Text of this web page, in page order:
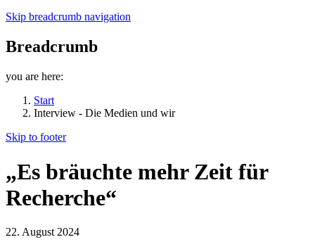
Skip breadcrumb navigation
Breadcrumb
you are here:
Start
Interview - Die Medien und wir
Skip to footer
„Es bräuchte mehr Zeit für
Recherche“
22. August 2024